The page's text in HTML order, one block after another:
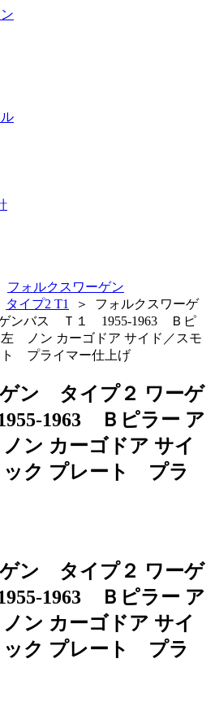
フォルクスワーゲン
タイプ2 T1 ＞ フォルクスワーゲ
ンバス Ｔ１ 1955-1963 Ｂピ
ノン カーゴドア サイド／スモ
ト プライマー仕上げ
ン タイプ２ ワーゲ
1963 Ｂピラー ア
ン カーゴドア サイ
ック プレート プラ
ン タイプ２ ワーゲ
1963 Ｂピラー ア
ン カーゴドア サイ
ック プレート プラ